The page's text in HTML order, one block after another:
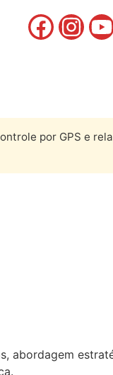
por GPS e
abordagem